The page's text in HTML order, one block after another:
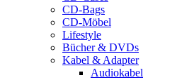
CD-Bags
CD-Möbel
Lifestyle
Bücher & DVDs
Kabel & Adapter
Audiokabel